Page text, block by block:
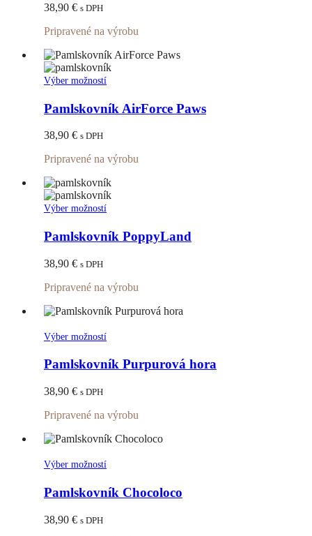
môžete
vybrať
na
stránke
produktu.
38,90 € s DPH
Pripravené na výrobu
Výber možnostíTento
má
viacero
si
môžete
vybrať
na
stránke
Pamlskovník AirForce Paws
38,90 € s DPH
Pripravené na výrobu
Výber možnostíTento
má
viacero
môžete
vybrať
stránke
produktu.
Pamlskovník PoppyLand
38,90 € s DPH
Pripravené na výrobu
Výber možnostíTento
má
viacero
si
môžete
vybrať
stránke
Pamlskovník Purpurová hora
38,90 € s DPH
Pripravené na výrobu
Výber možnostíTento
má
viacero
Pamlskovník Chocoloco
38,90 € s DPH